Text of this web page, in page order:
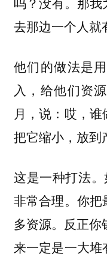
去那边一个人就
他们的做法是
入，给他们资
月，说：哎，
把它缩小，放到
这是一种打法
非常合理。你
多资源。反正你
来一定是一大